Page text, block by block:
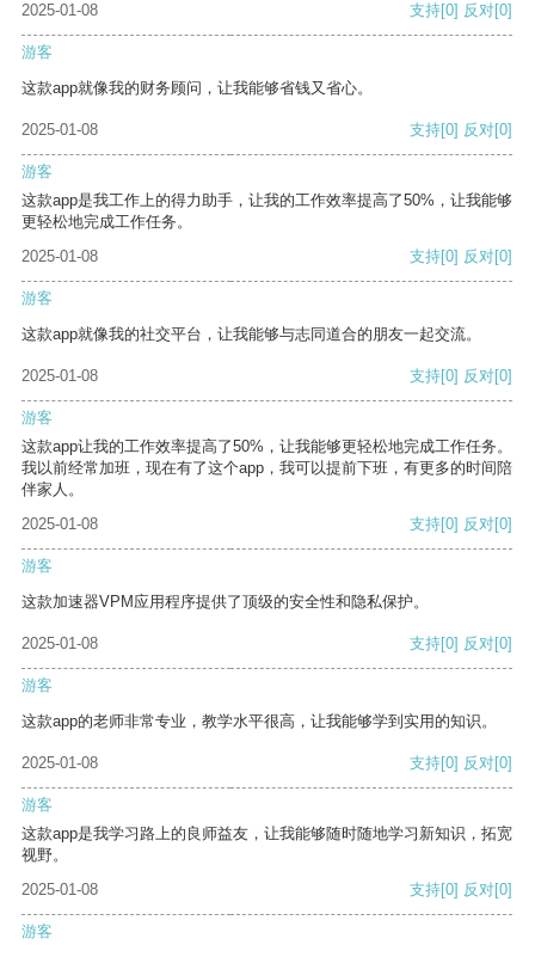
2025-01-08 支持[0] 反对[0]
游客
这款app就像我的财务顾问，让我能够省钱又省心。
2025-01-08 支持[0] 反对[0]
游客
这款app是我工作上的得力助手，让我的工作效率提高了50%，让我能够
更轻松地完成工作任务。
2025-01-08
支持[0] 反对[0]
游客
这款app就像我的社交平台，让我能够与志同道合的朋友一起交流。
2025-01-08 支持[0] 反对[0]
游客
这款app让我的工作效率提高了50%，让我能够更轻松地完成工作任务。
我以前经常加班，现在有了这个app，我可以提前下班，有更多的时间陪
伴家人。
2025-01-08
支持[0] 反对[0]
游客
这款加速器VPM应用程序提供了顶级的安全性和隐私保护。
2025-01-08 支持[0] 反对[0]
游客
这款app的老师非常专业，教学水平很高，让我能够学到实用的知识。
2025-01-08 支持[0] 反对[0]
游客
这款app是我学习路上的良师益友，让我能够随时随地学习新知识，拓宽
视野。
2025-01-08
支持[0] 反对[0]
游客